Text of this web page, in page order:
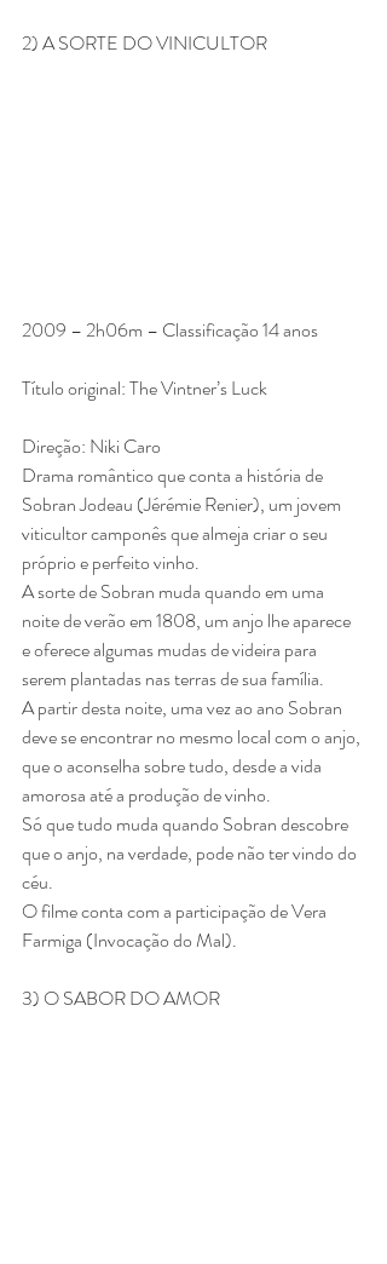
2) A SORTE DO VINICULTOR
2009 – 2h06m – Classificação 14 anos
Título original: The Vintner’s Luck
Direção: Niki Caro
Drama romântico que conta a história de
Sobran Jodeau (Jérémie Renier), um jovem
viticultor camponês que almeja criar o seu
próprio e perfeito vinho.
A sorte de Sobran muda quando em uma
noite de verão em 1808, um anjo lhe aparece
e oferece algumas mudas de videira para
serem plantadas nas terras de sua família.
A partir desta noite, uma vez ao ano Sobran
deve se encontrar no mesmo local com o anjo,
que o aconselha sobre tudo, desde a vida
amorosa até a produção de vinho.
Só que tudo muda quando Sobran descobre
que o anjo, na verdade, pode não ter vindo do
céu.
O filme conta com a participação de Vera
Farmiga (Invocação do Mal).
3) O SABOR DO AMOR